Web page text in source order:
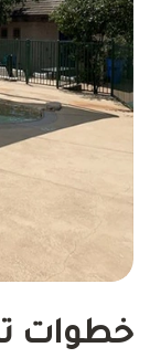
خطوات